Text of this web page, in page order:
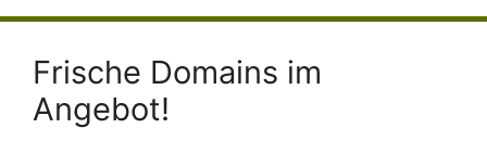
Frische Domains im
Angebot!